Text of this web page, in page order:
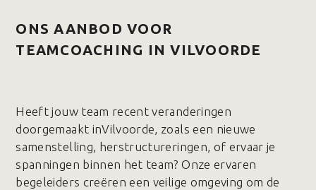
ONS AANBOD VOOR
TEAMCOACHING IN VILVOORDE
Heeft jouw team recent veranderingen
doorgemaakt inVilvoorde, zoals een nieuwe
samenstelling, herstructureringen, of ervaar je
spanningen binnen het team? Onze ervaren
begeleiders creëren een veilige omgeving om de